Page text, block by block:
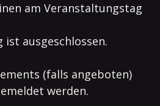
am Veranstaltungstag
ist ausgeschlossen.
(falls angeboten)
werden.